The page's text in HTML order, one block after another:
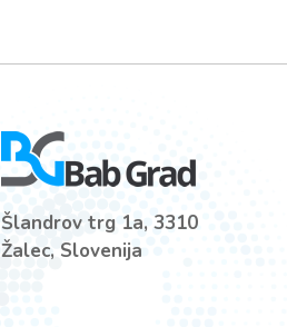
Šlandrov trg 1a, 3310
Žalec, Slovenija